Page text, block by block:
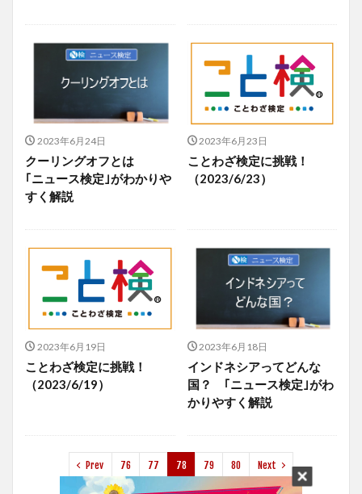
2023年6月24日
クーリングオフとは
｢ニュース検定｣がわかりや
すく解説
2023年6月23日
ことわざ検定に挑戦！
（2023/6/23）
2023年6月19日
ことわざ検定に挑戦！
（2023/6/19）
2023年6月18日
インドネシアってどんな
国？ ｢ニュース検定｣がわ
かりやすく解説
Prev 76 77 78 79 80 Next